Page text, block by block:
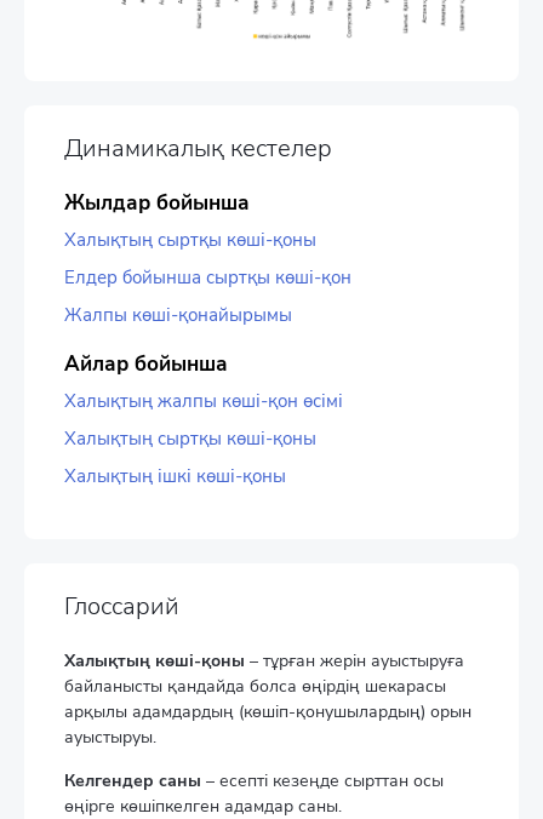
Динамикалық кестелер
Жылдар бойынша
Халықтың сыртқы көші-қоны
Елдер бойынша сыртқы көші-қон
Жалпы көші-қонайырымы
Айлар бойынша
Халықтың жалпы көші-қон өсімі
Халықтың сыртқы көші-қоны
Халықтың ішкі көші-қоны
Глоссарий
Халықтың көші-қоны – тұрған жерін ауыстыруға
байланысты қандайда болса өңірдің шекарасы
арқылы адамдардың (көшіп-қонушылардың) орын
ауыстыруы.
Келгендер саны – есепті кезеңде сырттан осы
өңірге көшіпкелген адамдар саны.